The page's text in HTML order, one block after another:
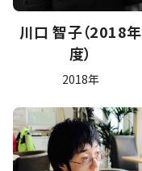
川口 智子（2018年
度）
2018年